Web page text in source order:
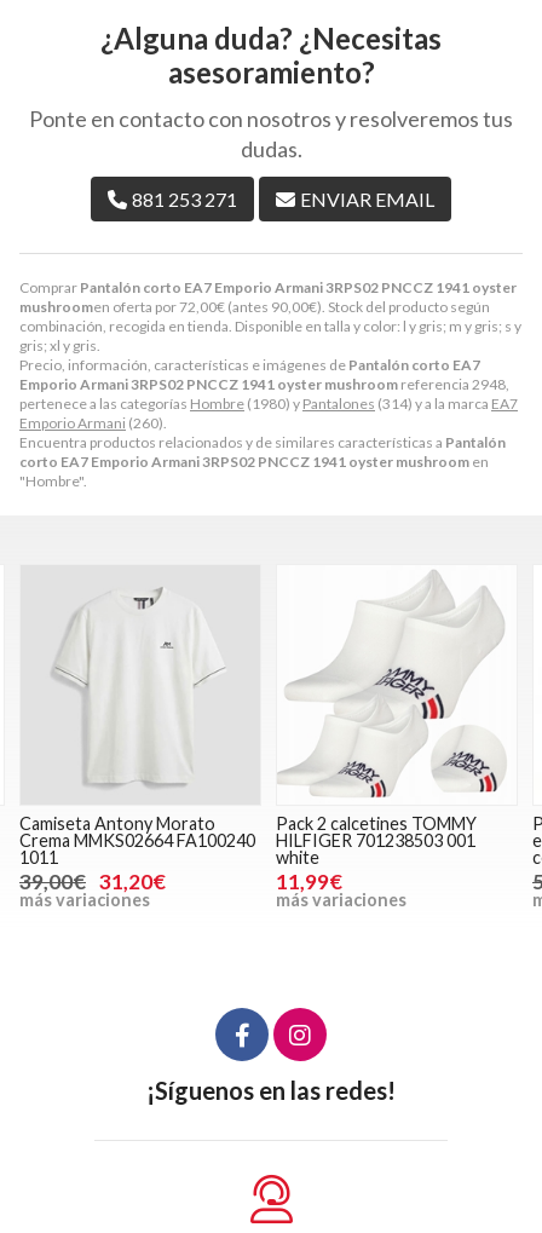
Comprar Pantalón corto EA7 Emporio Armani 3RPS02 PNCCZ 1941 oyster
mushroomen oferta por72,00€ (antes 90,00€). Stock del producto según
combinación, recogida en tienda. Disponible en talla y color: l y gris; m y gris; s y
gris; xl y gris.
Precio, información, características e imágenes de Pantalón corto EA7
Emporio Armani 3RPS02 PNCCZ 1941 oyster mushroom referencia 2948,
pertenece a las categorías Hombre (1980) y Pantalones (314) y a la marca EA7
Emporio Armani (260).
Encuentra productos relacionados y de similares características a Pantalón
corto EA7 Emporio Armani 3RPS02 PNCCZ 1941 oyster mushroom en
"Hombre".
¿Alguna duda? ¿Necesitas
asesoramiento?
Ponte en contacto con nosotros y resolveremos tus
dudas.
881 253 271 ENVIAR EMAIL
Pack 2 calcetines TOMMY
HILFIGER 701238503 001
white
11,99€
más variaciones
Pantalón corto Reell Reflex
easy cargo short br 2995
ceramic
59,95€
más variaciones
¡Síguenos en las redes!